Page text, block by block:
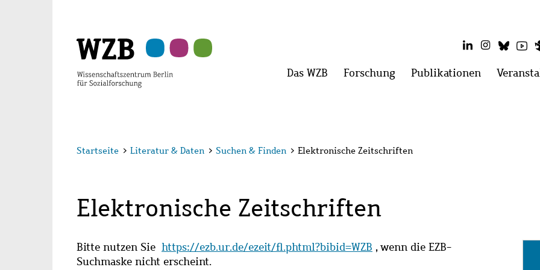
LinkedInInstagram
Hauptmenü
Das WZB Menü
Forschung Menü
Publikationen Menü
Startseite > Literatur & Daten > Suchen & Finden > Elektronische Zeitschriften
Elektronische Zeitschriften
Bitte nutzen Sie https://ezb.ur.de/ezeit/fl.phtml?bibid=WZB , wenn die EZB-
Suchmaske nicht erscheint.